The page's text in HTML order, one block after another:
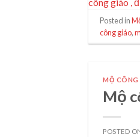
Posted in
công giáo,
MỘ
Mộ
POSTED